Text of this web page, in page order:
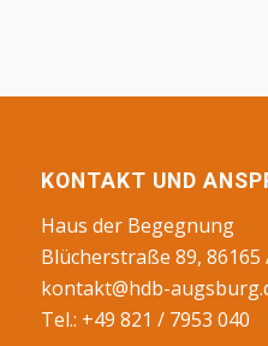
KONTAKT UND
Haus der Begegnung
Blücherstraße 89,
kontakt@hdb-
Tel.: +49 821 / 7953 040